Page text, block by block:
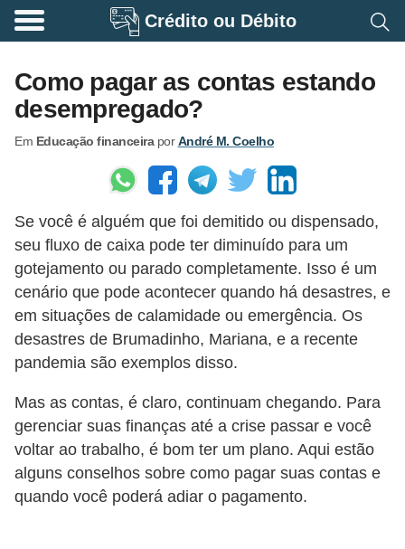
Crédito ou Débito
Como pagar as contas estando
desempregado?
Em Educação financeiraporAndré M. Coelho
Se você é alguém que foi demitido ou dispensado,
seu fluxo de caixa pode ter diminuído para um
gotejamento ou parado completamente. Isso é um
cenário que pode acontecer quando há desastres, e
em situações de calamidade ou emergência. Os
desastres de Brumadinho, Mariana, e a recente
pandemia são exemplos disso.
Mas as contas, é claro, continuam chegando. Para
gerenciar suas finanças até a crise passar e você
voltar ao trabalho, é bom ter um plano. Aqui estão
alguns conselhos sobre como pagar suas contas e
quando você poderá adiar o pagamento.
A
o
s
e
a
d
o
i
a
B
a
n
c
o